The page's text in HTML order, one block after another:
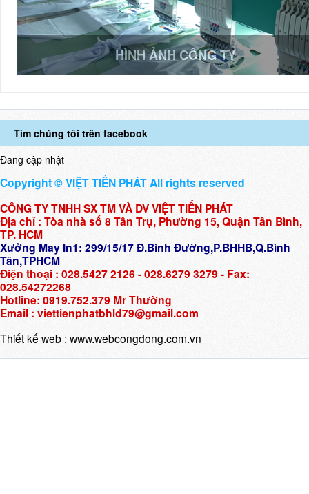
HÌNH ẢNH CÔNG TY
Tìm chúng tôi trên facebook
Đang cập nhật
Copyright © VIỆT TIẾN PHÁT All rights reserved
CÔNG TY TNHH SX TM VÀ DV VIỆT TIẾN PHÁT
Địa chỉ : Tòa nhà số 8 Tân Trụ, Phường 15, Quận Tân Bình,
TP. HCM
Xưởng May In1: 299/15/17 Đ.Bình Đường,P.BHHB,Q.Bình
Tân,TPHCM
Điện thoại : 028.5427 2126 - 028.6279 3279 - Fax:
028.54272268
Hotline: 0919.752.379 Mr Thường
Email : viettienphatbhld79@gmail.com
Thiết kế web : www.webcongdong.com.vn